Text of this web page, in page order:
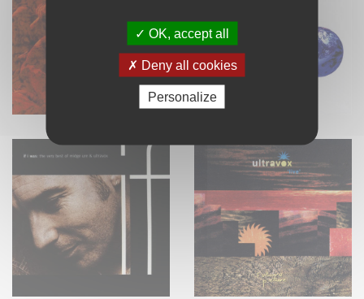
OK, accept all
Deny all cookies
Personalize